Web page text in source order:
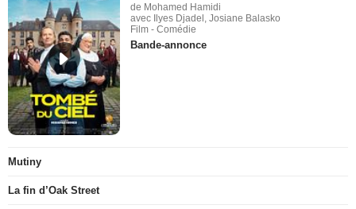
de Mohamed Hamidi
avec Ilyes Djadel, Josiane Balasko
Film - Comédie
Bande-annonce
Mutiny
La fin d’Oak Street